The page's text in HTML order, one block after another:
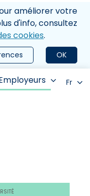
améliorer votre
d'info, consultez
cookies.
OK
Fr